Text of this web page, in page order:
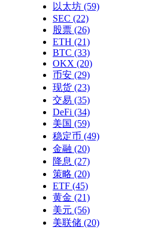
以太坊 (59)
SEC (22)
股票 (26)
ETH (21)
BTC (33)
OKX (20)
币安 (29)
现货 (23)
交易 (35)
DeFi (34)
美国 (59)
稳定币 (49)
金融 (20)
降息 (27)
策略 (20)
ETF (45)
黄金 (21)
美元 (56)
美联储 (20)